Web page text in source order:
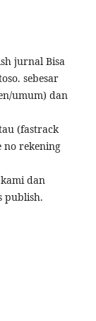
jurnal Bisa
sebesar
umum) dan
(fastrack
no rekening
dan
publish.